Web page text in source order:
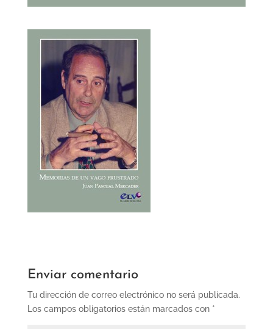
Enviar comentario
Tu dirección de correo electrónico no será publicada.
Los campos obligatorios están marcados con *